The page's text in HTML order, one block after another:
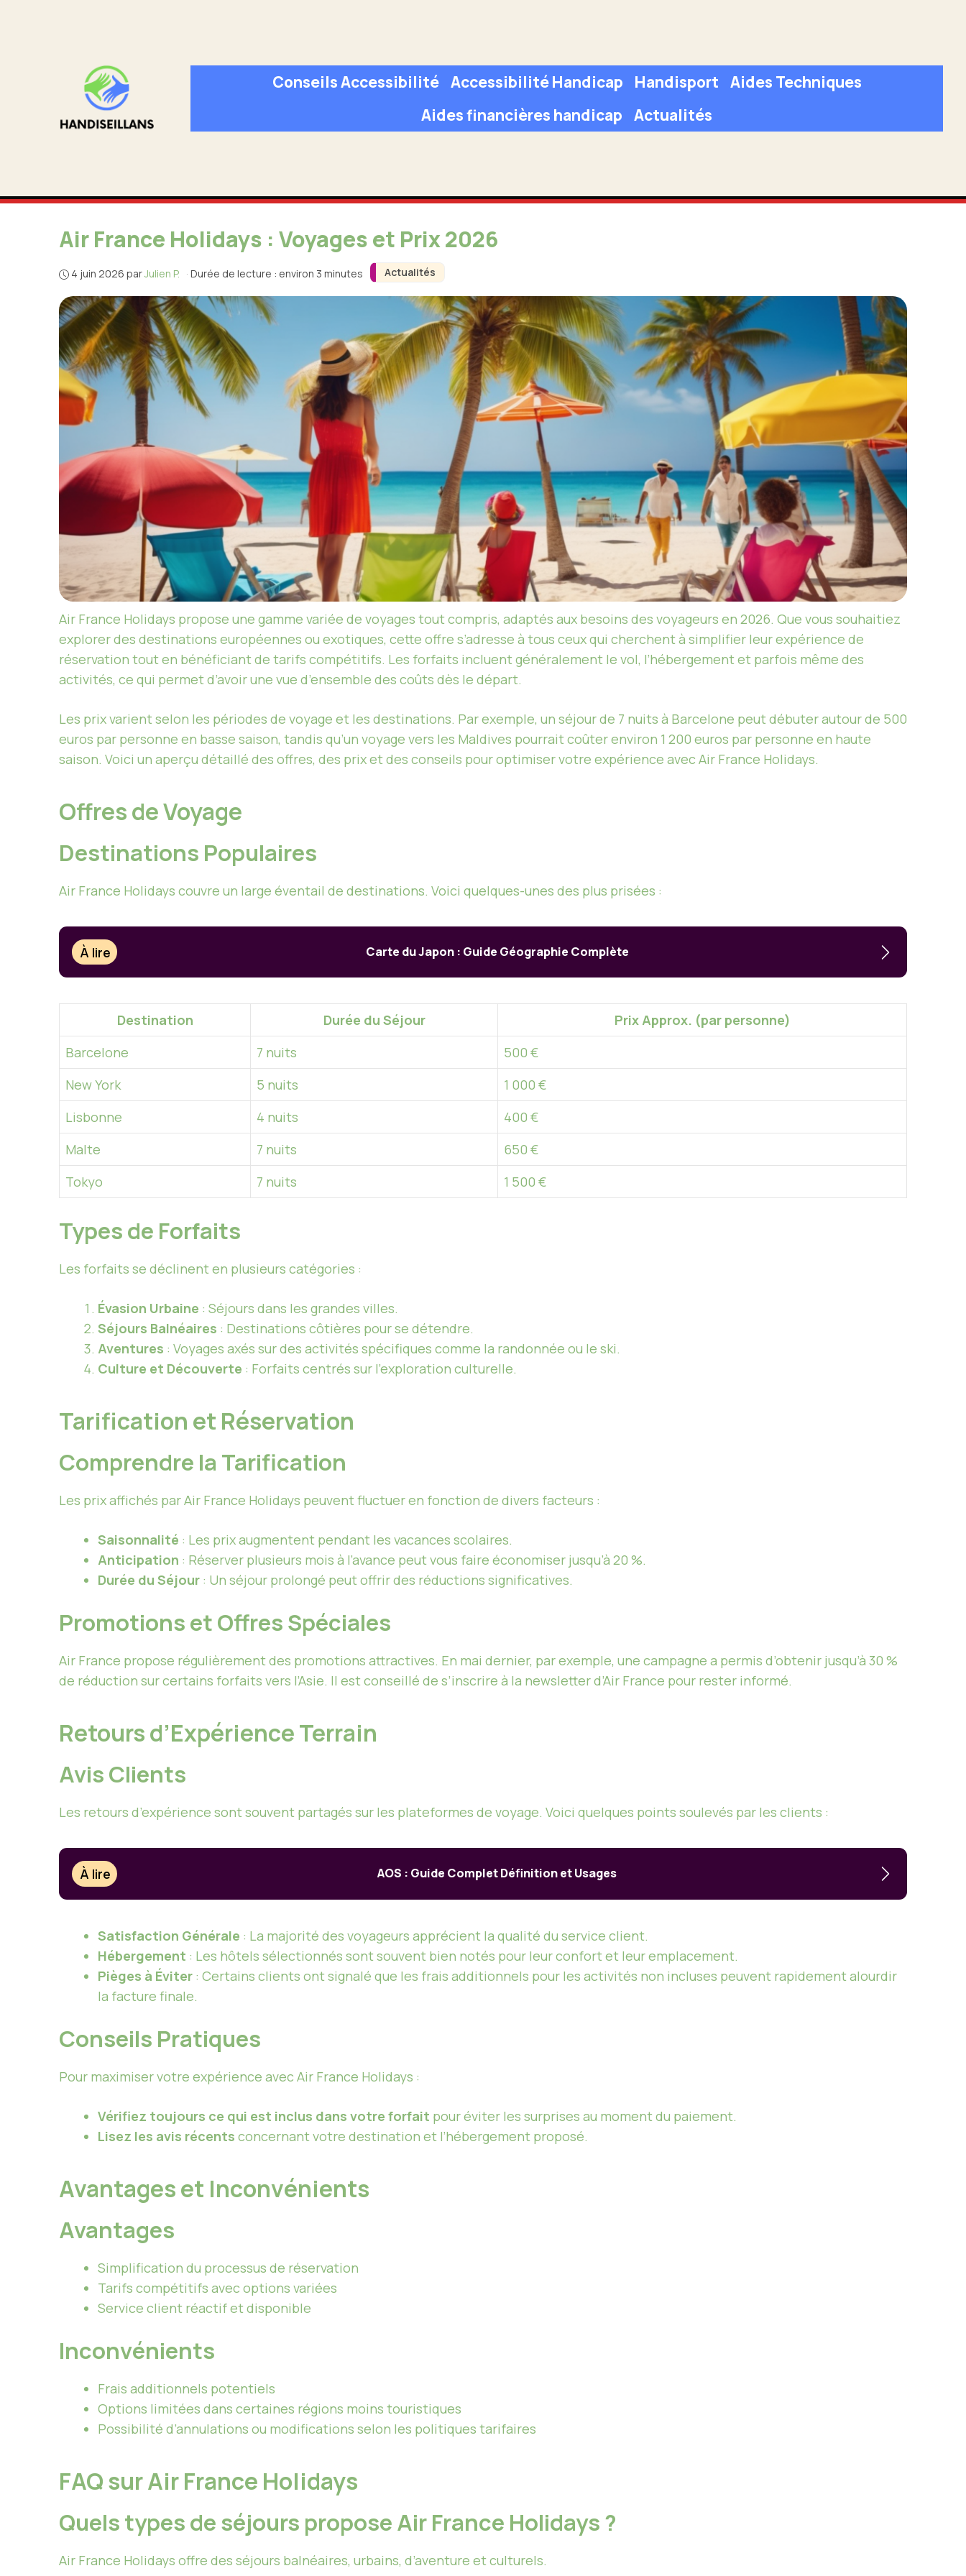
Conseils Accessibilité Accessibilité Handicap Handisport
Aides Techniques
Aides financières handicap
Actualités
Actualités
Air France Holidays : Voyages et Prix 2026
4 juin 2026 parJulien P. · Durée de lecture : environ 3 minutes
Air France Holidays propose une gamme variée de voyages tout compris, adaptés aux besoins des voyageurs en 2026. Que vous souhaitiez
explorer des destinations européennes ou exotiques, cette offre s’adresse à tous ceux qui cherchent à simplifier leur expérience de
réservation tout en bénéficiant de tarifs compétitifs. Les forfaits incluent généralement le vol, l’hébergement et parfois même des
activités, ce qui permet d’avoir une vue d’ensemble des coûts dès le départ.
Les prix varient selon les périodes de voyage et les destinations. Par exemple, un séjour de 7 nuits à Barcelone peut débuter autour de 500
euros par personne en basse saison, tandis qu’un voyage vers les Maldives pourrait coûter environ 1 200 euros par personne en haute
saison. Voici un aperçu détaillé des offres, des prix et des conseils pour optimiser votre expérience avec Air France Holidays.
Offres de Voyage
Destinations Populaires
Air France Holidays couvre un large éventail de destinations. Voici quelques-unes des plus prisées :
À lire Carte du Japon : Guide Géographie Complète
Destination Durée du Séjour
Prix Approx. (par personne)
Barcelone
7 nuits
500 €
New York
5 nuits
1 000 €
Lisbonne
4 nuits
400 €
Malte
7 nuits
650 €
Tokyo
7 nuits 1 500 €
Types de Forfaits
Les forfaits se déclinent en plusieurs catégories :
Évasion Urbaine : Séjours dans les grandes villes.
Séjours Balnéaires : Destinations côtières pour se détendre.
Aventures : Voyages axés sur des activités spécifiques comme la randonnée ou le ski.
Culture et Découverte : Forfaits centrés sur l’exploration culturelle.
Tarification et Réservation
Comprendre la Tarification
Les prix affichés par Air France Holidays peuvent fluctuer en fonction de divers facteurs :
Saisonnalité : Les prix augmentent pendant les vacances scolaires.
Anticipation : Réserver plusieurs mois à l’avance peut vous faire économiser jusqu’à 20 %.
Durée du Séjour : Un séjour prolongé peut offrir des réductions significatives.
Promotions et Offres Spéciales
Air France propose régulièrement des promotions attractives. En mai dernier, par exemple, une campagne a permis d’obtenir jusqu’à 30 %
de réduction sur certains forfaits vers l’Asie. Il est conseillé de s’inscrire à la newsletter d’Air France pour rester informé.
Retours d’Expérience Terrain
Avis Clients
Les retours d’expérience sont souvent partagés sur les plateformes de voyage. Voici quelques points soulevés par les clients :
À lire AOS : Guide Complet Définition et Usages
Satisfaction Générale : La majorité des voyageurs apprécient la qualité du service client.
Hébergement : Les hôtels sélectionnés sont souvent bien notés pour leur confort et leur emplacement.
Pièges à Éviter : Certains clients ont signalé que les frais additionnels pour les activités non incluses peuvent rapidement alourdir
la facture finale.
Conseils Pratiques
Pour maximiser votre expérience avec Air France Holidays :
Vérifiez toujours ce qui est inclus dans votre forfait pour éviter les surprises au moment du paiement.
Lisez les avis récents concernant votre destination et l’hébergement proposé.
Avantages et Inconvénients
Avantages
Simplification du processus de réservation
Tarifs compétitifs avec options variées
Service client réactif et disponible
Inconvénients
Frais additionnels potentiels
Options limitées dans certaines régions moins touristiques
Possibilité d’annulations ou modifications selon les politiques tarifaires
FAQ sur Air France Holidays
Quels types de séjours propose Air France Holidays ?
Air France Holidays offre des séjours balnéaires, urbains, d’aventure et culturels.